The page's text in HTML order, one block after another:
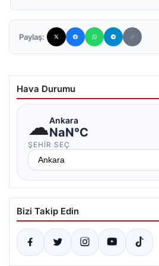
Paylaş:
Hava Durumu
☁Ankara
NaN°C
ŞEHIR SEÇ
Bizi Takip Edin